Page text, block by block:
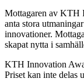
Mottagaren av KTH
anta stora
innovationer.
skapat nytta i
KTH Innovation
Priset kan inte delas